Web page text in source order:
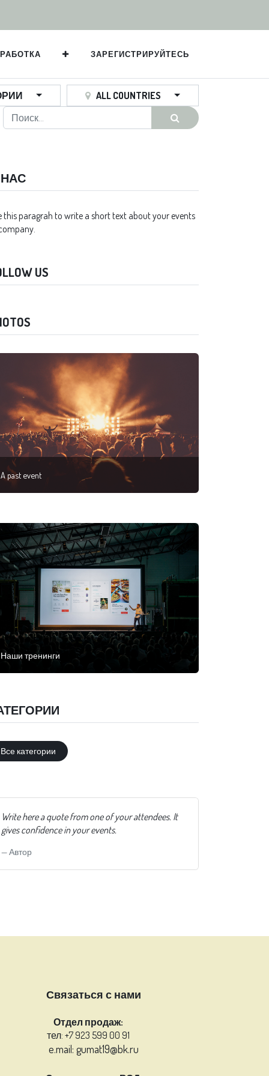
ЗАРЕГИСТРИРУЙТЕСЬ
ALL COUNTRIES
this paragrah to write a short text about your events
US
A past event
Наши тренинги
Все категории
Write here a quote from one of your attendees. It
gives confidence in your events.
Автор
Связаться с нами
Отдел продаж:
тел: +7 923 599 00 91
e.mail: gumat19@bk.ru